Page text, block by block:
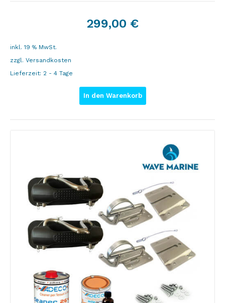
299,00 €
inkl. 19 % MwSt.
zzgl. Versandkosten
Lieferzeit: 2 - 4 Tage
In den Warenkorb